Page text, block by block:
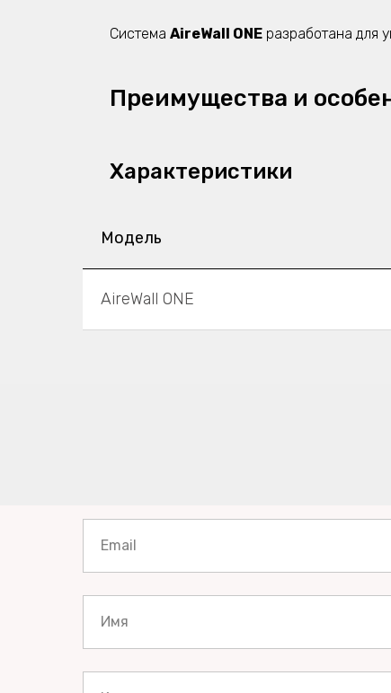
Система AireWall ONE разработана для
Преимущества и
Характеристики
Модель
AireWall ONE
Email
Имя